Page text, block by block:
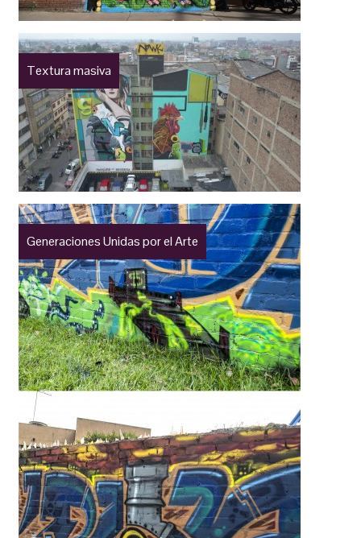
Textura masiva
Generaciones Unidas por el Arte